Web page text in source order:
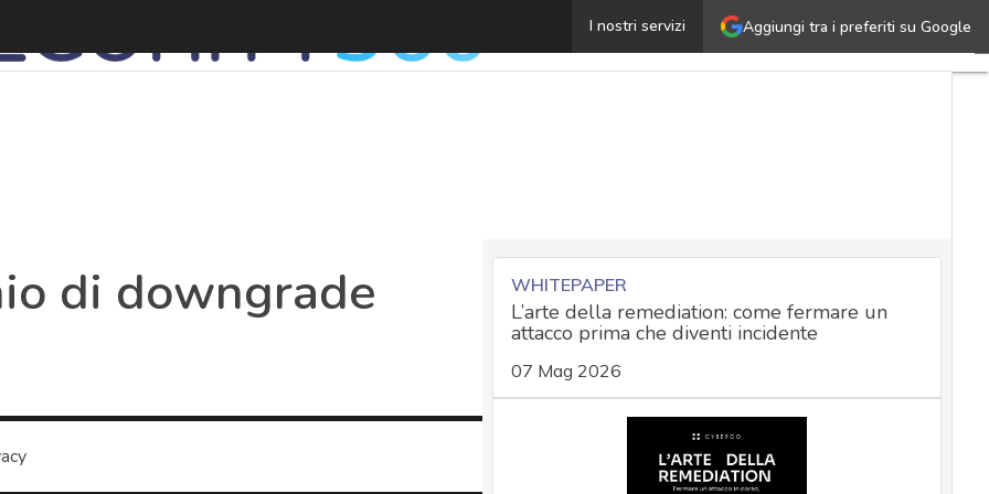
Aggiungi tra i preferiti su Google
I nostri servizi
FIDO, cosa è il rischio di downgrade dell’autenticazione
di downgrade WHITEPAPER
L’arte della remediation: come fermare un
attacco prima che diventi incidente
07 Mag 2026